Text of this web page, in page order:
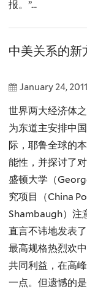
报。”...
中美关系的
January 24, 2011
世界两大经济体
为东道主安排中
际，耶鲁全球的
能性，并探讨了
盛顿大学（
究项目（China
Shambaugh）注
直言不讳地发表
最高规格热烈欢
共同利益，在高
一点。但遗憾的是